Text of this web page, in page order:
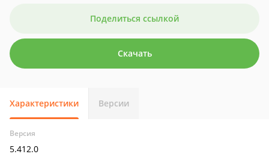
Поделиться ссылкой
Скачать
Характеристики Версии
Версия
5.412.0